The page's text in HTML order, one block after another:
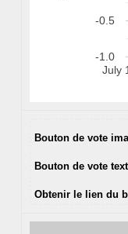
July
-1.0
-0.5
Bouton de vote
Bouton de vote
Obtenir le lien du